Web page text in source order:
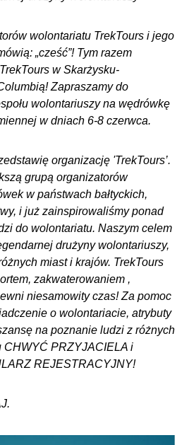
wolontariatu TrekTours i jego
„cześć”! Tym razem
w Skarżysku-
Zapraszamy do
wolontariuszy na wędrówkę
w dniach 6-8 czerwca.
organizację 'TrekTours’.
grupą organizatorów
w państwach bałtyckich,
i już zainspirowaliśmy ponad
do wolontariatu. Naszym celem
drużyny wolontariuszy,
miast i krajów. TrekTours
zakwaterowaniem ,
niesamowity czas! Za pomoc
o wolontariacie, atrybuty
na poznanie ludzi z różnych
CHWYĆ PRZYJACIELA i
REJESTRACYJNY!
.